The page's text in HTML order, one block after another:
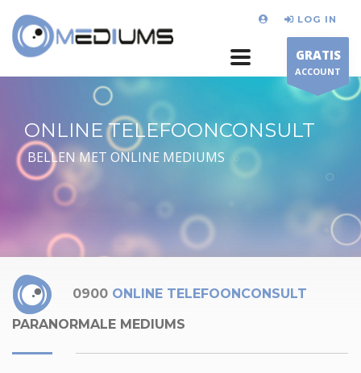
LOG IN
GRATIS
ACCOUNT
ONLINE TELEFOONCONSULT
BELLEN MET ONLINE MEDIUMS
0900 ONLINE TELEFOONCONSULT
PARANORMALE MEDIUMS